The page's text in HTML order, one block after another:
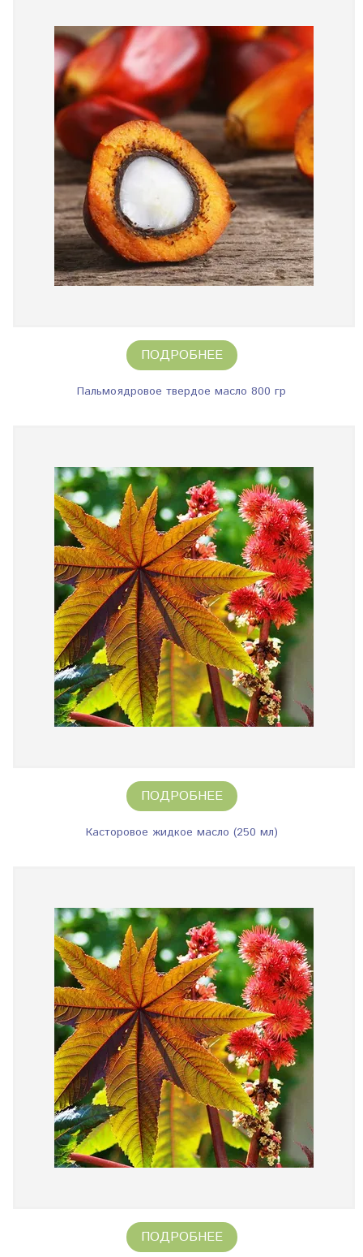
ПОДРОБНЕЕ
Пальмоядровое твердое масло 800 гр
ПОДРОБНЕЕ
Касторовое жидкое масло (250 мл)
ПОДРОБНЕЕ